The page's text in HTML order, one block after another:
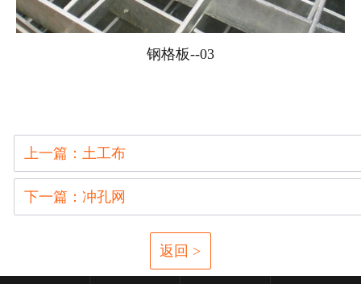
钢格板--03
上一篇：土工布
下一篇：冲孔网
返回 >